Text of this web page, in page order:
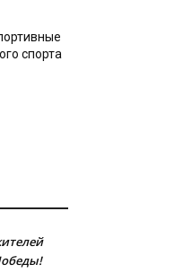
спорта